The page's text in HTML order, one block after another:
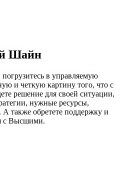
Шайн
в управляемую
и четкую картину того, что с
решение для своей ситуации,
нужные ресурсы,
также обретете поддержку и
с Высшими.